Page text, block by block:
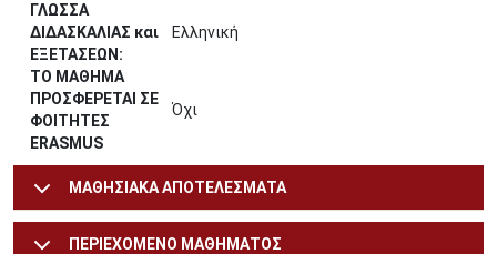
ΓΛΩΣΣΑ
ΔΙΔΑΣΚΑΛΙΑΣ και
ΕΞΕΤΑΣΕΩΝ:
Ελληνική
ΤΟ ΜΑΘΗΜΑ
ΠΡΟΣΦΕΡΕΤΑΙ ΣΕ
ΦΟΙΤΗΤΕΣ
ERASMUS
Όχι
ΜΑΘΗΣΙΑΚΑ ΑΠΟΤΕΛΕΣΜΑΤΑ
ΠΕΡΙΕΧΟΜΕΝΟ ΜΑΘΗΜΑΤΟΣ